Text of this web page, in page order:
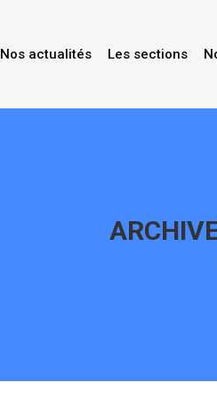
Nos actualités Les sections